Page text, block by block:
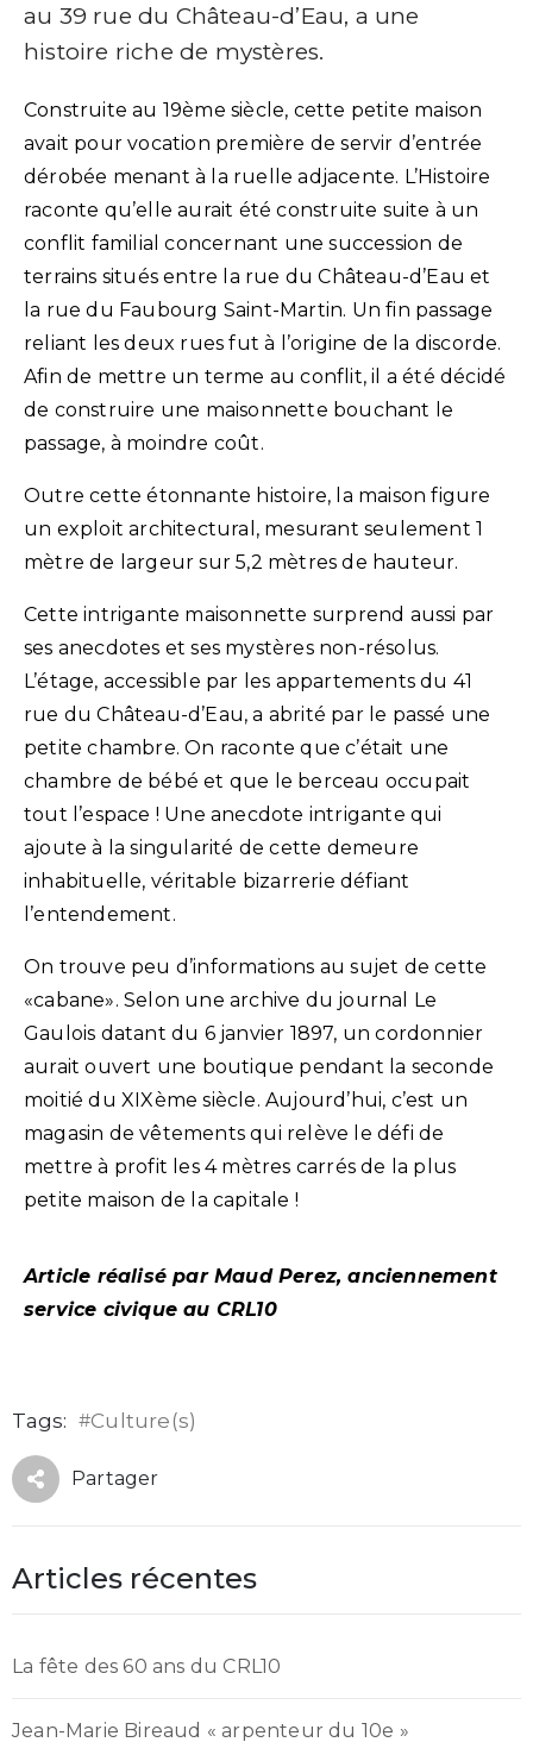
au 39 rue du Château-d’Eau, a une
histoire riche de mystères.
Construite au 19ème siècle, cette petite maison
avait pour vocation première de servir d’entrée
dérobée menant à la ruelle adjacente. L’Histoire
raconte qu’elle aurait été construite suite à un
conflit familial concernant une succession de
terrains situés entre la rue du Château-d’Eau et
la rue du Faubourg Saint-Martin. Un fin passage
reliant les deux rues fut à l’origine de la discorde.
Afin de mettre un terme au conflit, il a été décidé
de construire une maisonnette bouchant le
passage, à moindre coût.
Outre cette étonnante histoire, la maison figure
un exploit architectural, mesurant seulement 1
mètre de largeur sur 5,2 mètres de hauteur.
Cette intrigante maisonnette surprend aussi par
ses anecdotes et ses mystères non-résolus.
L’étage, accessible par les appartements du 41
rue du Château-d’Eau, a abrité par le passé une
petite chambre. On raconte que c’était une
chambre de bébé et que le berceau occupait
tout l’espace ! Une anecdote intrigante qui
ajoute à la singularité de cette demeure
inhabituelle, véritable bizarrerie défiant
l’entendement.
On trouve peu d’informations au sujet de cette
«cabane». Selon une archive du journal Le
Gaulois datant du 6 janvier 1897, un cordonnier
aurait ouvert une boutique pendant la seconde
moitié du XIXème siècle. Aujourd’hui, c’est un
magasin de vêtements qui relève le défi de
mettre à profit les 4 mètres carrés de la plus
petite maison de la capitale !
Article réalisé par Maud Perez, anciennement
service civique au CRL10
Tags: #Culture(s)
Partager
Articles récentes
La fête des 60 ans du CRL10
Jean-Marie Bireaud « arpenteur du 10e »